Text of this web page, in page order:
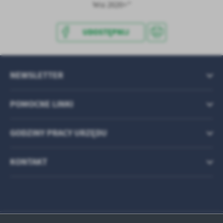
treści w postaci wiadomości, ofert, komunikatów mediów
Wsi 2020+”
UDOSTĘPNIJ
POMOCNE LINKI
NEWSLETTER
GODZINY PRACY URZĘDU
KONTAKT